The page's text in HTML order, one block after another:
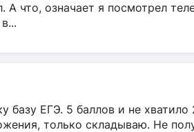
А что, означает я посмотрел
базу ЕГЭ. 5 баллов и не
только складываю. Не